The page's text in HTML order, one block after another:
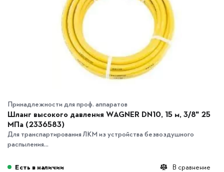
Принадлежности для проф. аппаратов
Шланг высокого давления WAGNER DN10, 15 м, 3/8" 25
MПа (2336583)
Для транспартирования ЛКМ из устройства безвоздушного
распыления...
В сравнение
Есть в наличии